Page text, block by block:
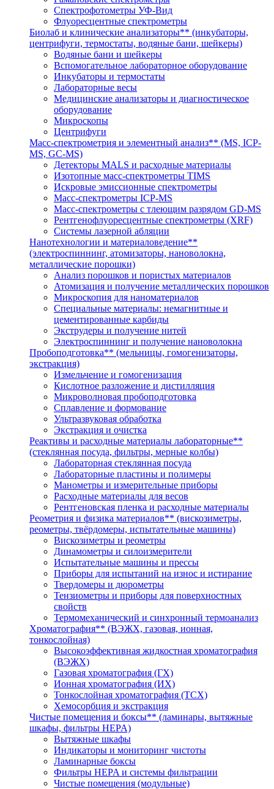
Спектрофотометры УФ-Вид
Флуоресцентные спектрометры
Биолаб и клинические анализаторы** (инкубаторы,
центрифуги, термостаты, водяные бани, шейкеры)
Водяные бани и шейкеры
Вспомогательное лабораторное оборудование
Инкубаторы и термостаты
Лабораторные весы
Медицинские анализаторы и диагностическое
оборудование
Микроскопы
Центрифуги
Масс-спектрометрия и элементный анализ** (MS, ICP-
MS, GC-MS)
Детекторы MALS и расходные материалы
Изотопные масс-спектрометры TIMS
Искровые эмиссионные спектрометры
Масс-спектрометры ICP-MS
Масс-спектрометры с тлеющим разрядом GD-MS
Рентгенофлуоресцентные спектрометры (XRF)
Системы лазерной абляции
Нанотехнологии и материаловедение**
(электроспиннинг, атомизаторы, нановолокна,
металлические порошки)
Анализ порошков и пористых материалов
Атомизация и получение металлических порошков
Микроскопия для наноматериалов
Специальные материалы: немагнитные и
цементированные карбиды
Экструдеры и получение нитей
Электроспиннинг и получение нановолокна
Пробоподготовка** (мельницы, гомогенизаторы,
экстракция)
Измельчение и гомогенизация
Кислотное разложение и дистилляция
Микроволновая пробоподготовка
Сплавление и формование
Ультразвуковая обработка
Экстракция и очистка
Реактивы и расходные материалы лабораторные**
(стеклянная посуда, фильтры, мерные колбы)
Лабораторная стеклянная посуда
Лабораторные пластины и полимеры
Манометры и измерительные приборы
Расходные материалы для весов
Рентгеновская пленка и расходные материалы
Реометрия и физика материалов** (вискозиметры,
реометры, твёрдомеры, испытательные машины)
Вискозиметры и реометры
Динамометры и силоизмерители
Испытательные машины и прессы
Приборы для испытаний на износ и истирание
Твердомеры и дюрометры
Тензиометры и приборы для поверхностных
свойств
Термомеханический и синхронный термоанализ
Хроматография** (ВЭЖХ, газовая, ионная,
тонкослойная)
Высокоэффективная жидкостная хроматография
(ВЭЖХ)
Газовая хроматография (ГХ)
Ионная хроматография (ИХ)
Тонкослойная хроматография (ТСХ)
Хемосорбция и экстракция
Чистые помещения и боксы** (ламинары, вытяжные
шкафы, фильтры HEPA)
Вытяжные шкафы
Индикаторы и мониторинг чистоты
Ламинарные боксы
Фильтры HEPA и системы фильтрации
Чистые помещения (модульные)